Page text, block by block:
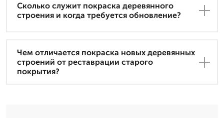
Сколько служит покраска деревянного
строения и когда требуется обновление?
Чем отличается покраска новых деревянных
строений от реставрации старого
покрытия?